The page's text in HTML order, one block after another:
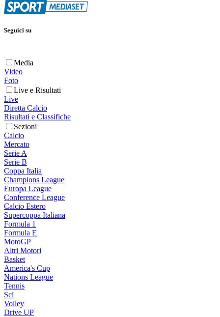
Seguici su
Media
Video
Foto
Live e Risultati
Live
Diretta Calcio
Risultati e Classifiche
Sezioni
Calcio
Mercato
Serie A
Serie B
Coppa Italia
Champions League
Europa League
Conference League
Calcio Estero
Supercoppa Italiana
Formula 1
Formula E
MotoGP
Altri Motori
Basket
America's Cup
Nations League
Tennis
Sci
Volley
Drive UP